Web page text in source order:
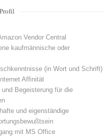
Vendor Central
kaufmännische oder
(in Wort und Schrift)
Affinität
Begeisterung für die
und eigenständige
mit MS Office